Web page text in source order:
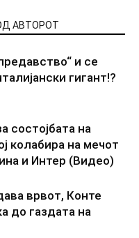
АВТОРОТ
и се
гигант!?
состојбата на
колабира на мечот
и Интер (Видео)
врвот, Конте
до газдата на